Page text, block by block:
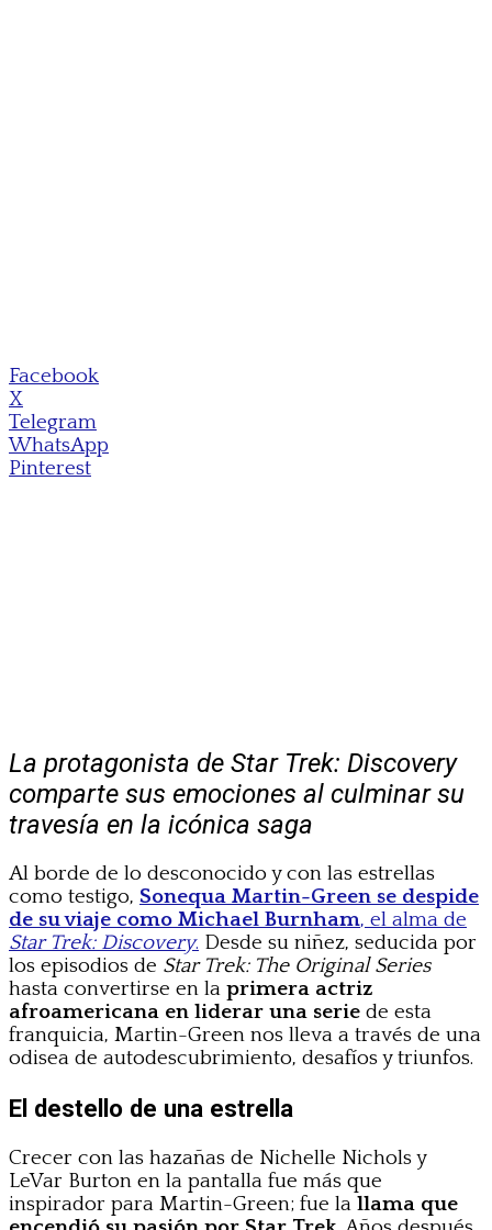
Facebook
X
Telegram
WhatsApp
Pinterest
La protagonista de Star Trek: Discovery
comparte sus emociones al culminar su
travesía en la icónica saga
Al borde de lo desconocido y con las estrellas
como testigo, Sonequa Martin-Green se despide
de su viaje como Michael Burnham, el alma de
Star Trek: Discovery. Desde su niñez, seducida por
los episodios de Star Trek: The Original Series
hasta convertirse en la primera actriz
afroamericana en liderar una serie de esta
franquicia, Martin-Green nos lleva a través de una
odisea de autodescubrimiento, desafíos y triunfos.
El destello de una estrella
Crecer con las hazañas de Nichelle Nichols y
LeVar Burton en la pantalla fue más que
inspirador para Martin-Green; fue la llama que